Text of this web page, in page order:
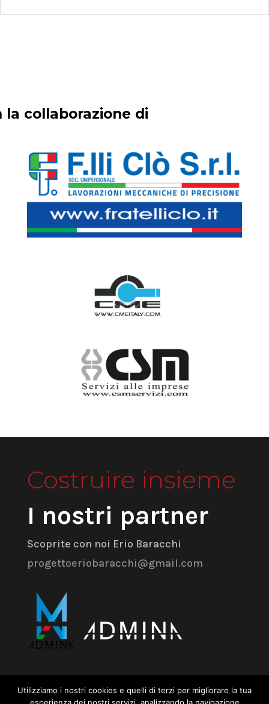
la collaborazione di
Costruire insieme
I nostri partner
Scoprite con noi Erio Baracchi
progettoeriobaracchi@gmail.com
Admina Srl
Utilizziamo i nostri cookies e quelli di terzi per migliorare la tua